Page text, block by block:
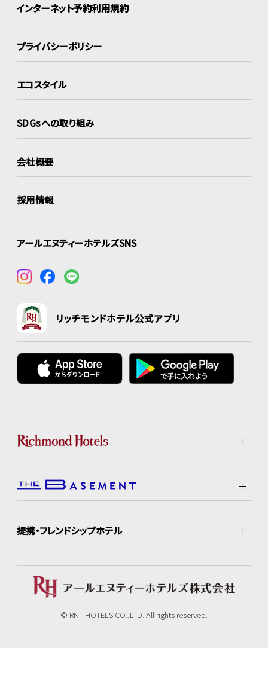
インターネット予約利用規約
プライバシーポリシー
エコスタイル
SDGsへの取り組み
会社概要
採用情報
アールエヌティーホテルズSNS
リッチモンドホテル公式アプリ
提携・フレンドシップホテル
© RNT HOTELS CO.,LTD. All rights reserved.